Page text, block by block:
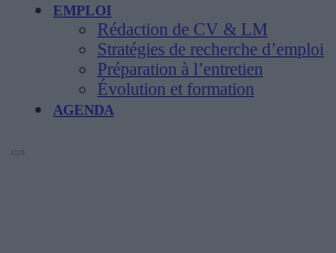
EMPLOI
Rédaction de CV & LM
Stratégies de recherche d’emploi
Préparation à l’entretien
Évolution et formation
AGENDA